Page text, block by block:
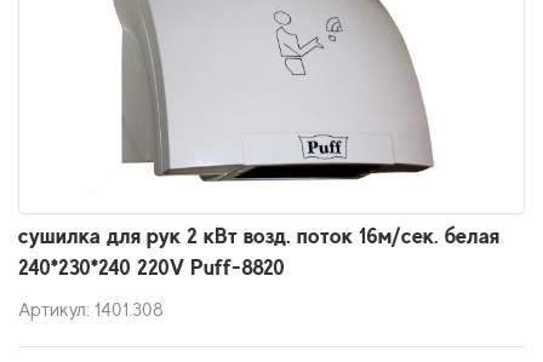
сушилка для рук 2 кВт возд. поток 16м/сек. белая
240*230*240 220V Puff-8820
Артикул: 1401.308